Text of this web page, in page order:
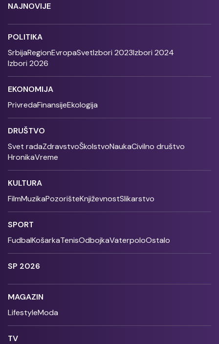
NAJNOVIJE
POLITIKA
SrbijaRegionEvropaSvetIzbori 2023Izbori 2024
Izbori 2026
EKONOMIJA
PrivredaFinansijeEkologija
DRUŠTVO
Svet radaZdravstvoŠkolstvoNaukaCivilno društvo
HronikaVreme
KULTURA
FilmMuzikaPozorišteKnjiževnostSlikarstvo
SPORT
FudbalKošarkaTenisOdbojkaVaterpoloOstalo
SP 2026
MAGAZIN
LifestyleModa
TV